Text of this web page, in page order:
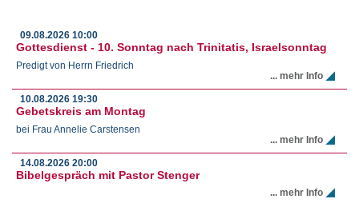
09.08.2026 10:00
Gottesdienst - 10. Sonntag nach Trinitatis, Israelsonntag
Predigt von Herrn Friedrich
... mehr Info
10.08.2026 19:30
Gebetskreis am Montag
bei Frau Annelie Carstensen
... mehr Info
14.08.2026 20:00
Bibelgespräch mit Pastor Stenger
... mehr Info